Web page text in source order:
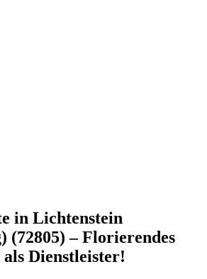
in Lichtenstein
(72805) – Florierendes
Dienstleister!